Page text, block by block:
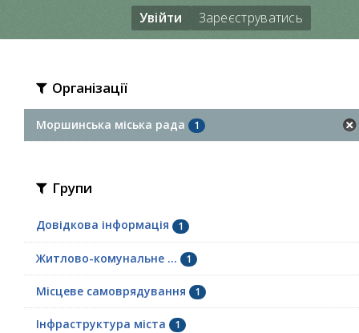
Увійти Зареєструватись
Організації
Моршинська міська рада 1
Групи
Довідкова інформація 1
Житлово-комунальне ... 1
Місцеве самоврядування 1
Інфраструктура міста 1